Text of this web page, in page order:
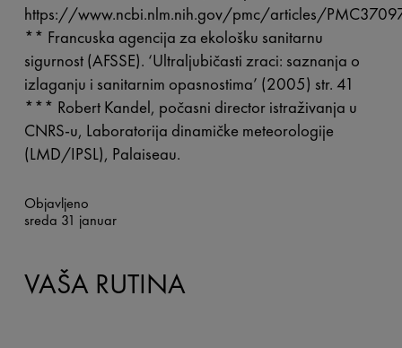
https://www.ncbi.nlm.nih.gov/pmc/articles/
** Francuska agencija za ekološku sanitarnu
sigurnost (AFSSE). ‘Ultraljubičasti zraci: saznanja o
izlaganju i sanitarnim opasnostima’ (2005) str. 41
*** Robert Kandel, počasni director istraživanja u
CNRS-u, Laboratorija dinamičke meteorologije
(LMD/IPSL), Palaiseau.
Objavljeno
sreda 31 januar
VAŠA RUTINA